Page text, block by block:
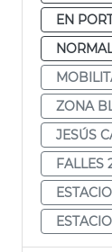
EN
ZONA
JESÚS
FALLES